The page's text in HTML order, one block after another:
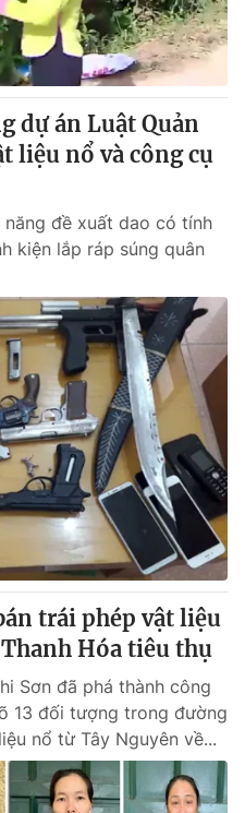
dự án Luật Quản
liệu nổ và công cụ
đề xuất dao có tính
kiện lắp ráp súng quân
trái phép vật liệu
Hóa tiêu thụ
Sơn đã phá thành công
13 đối tượng trong đường
nổ từ Tây Nguyên về...